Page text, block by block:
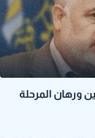
ورهان المرحلة